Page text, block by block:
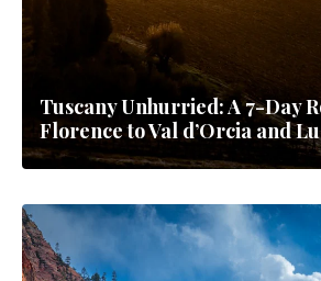
Tuscany Unhurried: A 7-Day
Florence to Val d’Orcia and